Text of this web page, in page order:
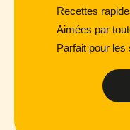
Recettes
Aimées par
Parfait pour